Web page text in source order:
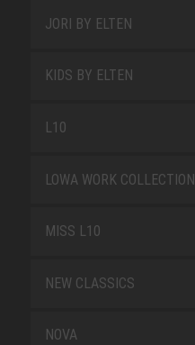
JORI BY ELTEN
KIDS BY ELTEN
L10
LOWA WORK COLLECTION
MISS L10
NEW CLASSICS
NOVA